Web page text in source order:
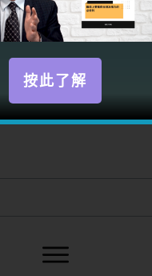
服務詳覽：
lungcourse.com/service
按此了解